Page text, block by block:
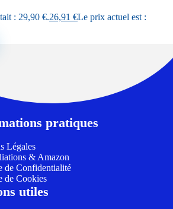
: 29,90 €.26,91 €Le prix actuel est :
pratiques
Légales
& Amazon
de Confidentialité
de Cookies
utiles